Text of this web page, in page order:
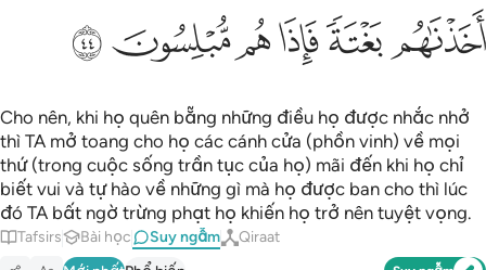
ﳖﳗﳘﳙﳚﳛ
Cho nên, khi họ quên bẵng những điều họ được nhắc nhở
thì TA mở toang cho họ các cánh cửa (phồn vinh) về mọi
thứ (trong cuộc sống trần tục của họ) mãi đến khi họ chỉ
biết vui và tự hào về những gì mà họ được ban cho thì lúc
đó TA bất ngờ trừng phạt họ khiến họ trở nên tuyệt vọng.
Tafsirs Bài học Suy ngẫm Qiraat